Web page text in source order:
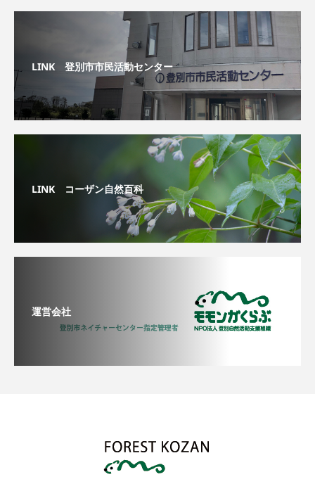
LINK 登別市市民活動センター
LINK コーザン自然百科
運営会社